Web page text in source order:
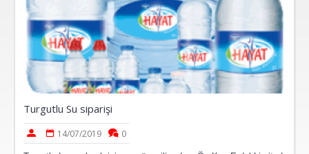
Turgutlu Su siparişi
14/07/2019 0